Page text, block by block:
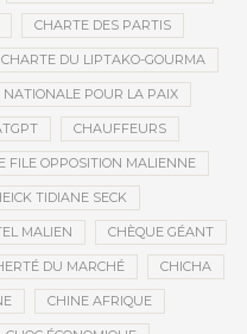
CHARTE DES PARTIS
CHARTE DU LIPTAKO-GOURMA
NATIONALE POUR LA PAIX
CHAUFFEURS
FILE OPPOSITION MALIENNE
TIDIANE SECK
MALIEN CHÈQUE GÉANT
DU MARCHÉ CHICHA
CHINE AFRIQUE